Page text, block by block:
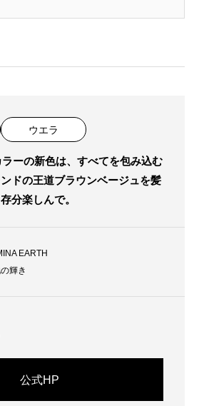
ウエラ
ーの新色は、すべてを包み込む
ドの王道ブラウンベージュを髪
分楽しんで。
EARTH
輝き
公式HP